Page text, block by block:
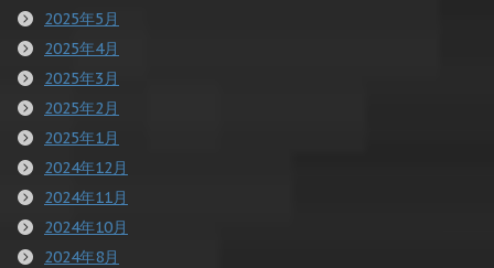
2025年5月
2025年4月
2025年3月
2025年2月
2025年1月
2024年12月
2024年11月
2024年10月
2024年8月